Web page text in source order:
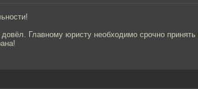
Главному юристу необходимо срочно